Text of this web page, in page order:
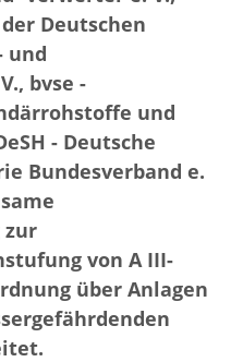
Deutschen
und
bvse -
und
- Deutsche
Bundesverband e.
zur
von A III-
über Anlagen